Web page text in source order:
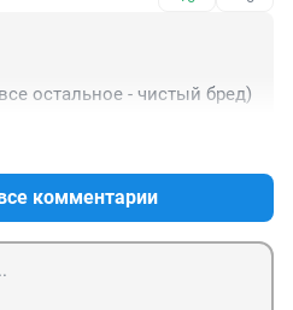
в 30-е года прошлого века
остальное - чистый бред)
комментарии